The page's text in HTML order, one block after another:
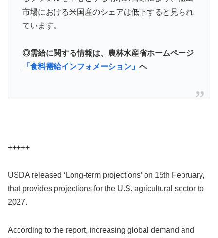
市場における米国産のシェアは低下すると見られ
ています。
◎需給に関する情報は、農林水産省ホームページ
「食料需給インフォメーション」 へ
+++++
USDA released ‘Long-term projections’ on 15th February,
that provides projections for the U.S. agricultural sector to
2027.
According to the report, increasing global demand and